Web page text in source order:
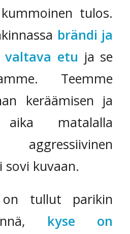
tulos.
brändi ja
valtava etu ja se
Teemme
keräämisen ja
aika matalalla
sovi kuvaan.
on tullut parikin
kyse on